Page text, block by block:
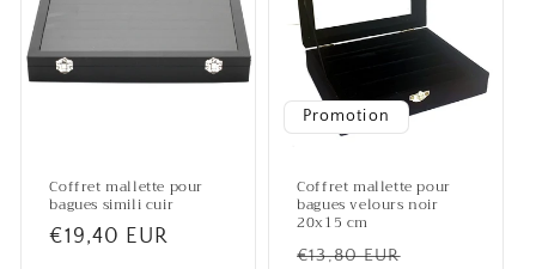
Coffret mallette pour
bagues simili cuir
Prix
€19,40 EUR
Promotion
Coffret mallette pour
bagues velours noir
20x15 cm
Prix
€13,80 EUR